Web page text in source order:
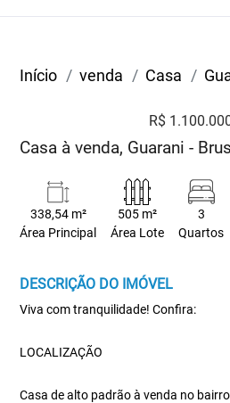
Início venda Casa
R$
Casa à venda, Guarani -
338,54 m²
Área Principal
505 m²
Área Lote
3
Quartos
DESCRIÇÃO DO IMÓVEL
Viva com tranquilidade! Confira:
LOCALIZAÇÃO
Casa de alto padrão à venda no